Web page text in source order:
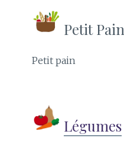
Petit Pain
Petit pain
Légumes